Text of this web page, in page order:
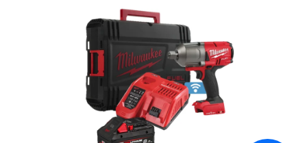
5
hvězdiček.